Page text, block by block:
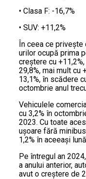
• Clasa F: -16,7%
• SUV: +11,2%
În ceea ce privește
urilor ocupă prima
creștere cu
29,8%, mai mult cu
13,1%, în scădere
octombrie anul
Vehiculele
cu 3,2% în
2023. Cu toate
ușoare fără
1,2% în aceeași
Pe întregul an
a anului anterior,
avut o creștere de